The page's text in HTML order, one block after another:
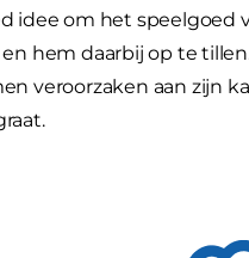
idee om het speelgoed
hem daarbij op te
veroorzaken aan zijn